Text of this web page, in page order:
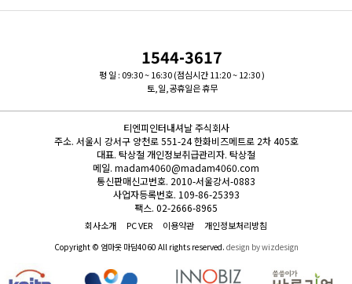
1544-3617
평 일 : 09:30 ~ 16:30 (점심시간 11:20 ~ 12:30 )
토,일,공휴일은 휴무
티엔피인터내셔날 주식회사
주소. 서울시 강서구 양천로 551-24 한화비즈메트로 2차 405호
대표. 탁상철 개인정보취급관리자. 탁상철
메일. madam4060@madam4060.com
통신판매신고번호. 2010-서울강서-0883
사업자등록번호. 109-86-25393
팩스. 02-2666-8965
회사소개 PC VER 이용약관 개인정보처리방침
Copyright © 엄마옷 마담4060 All rights reserved. design by wizdesign